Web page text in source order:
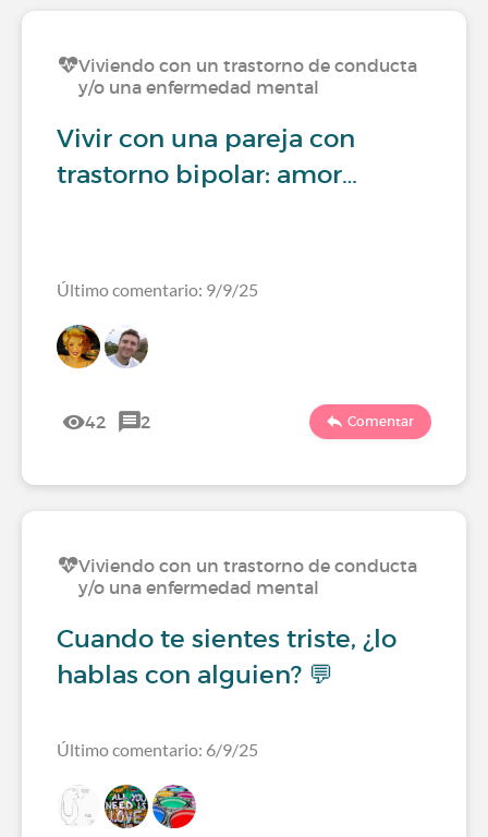
Viviendo con un trastorno de conducta
y/o una enfermedad mental
Vivir con una pareja con
trastorno bipolar: amor…
Último comentario: 9/9/25
42 2 Comentar
Viviendo con un trastorno de conducta
y/o una enfermedad mental
Cuando te sientes triste, ¿lo
hablas con alguien? 💬
Último comentario: 6/9/25